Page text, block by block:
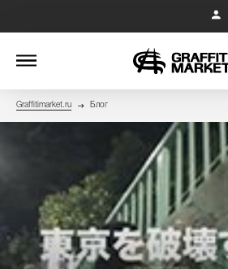
Graffitimarket.ru Блог